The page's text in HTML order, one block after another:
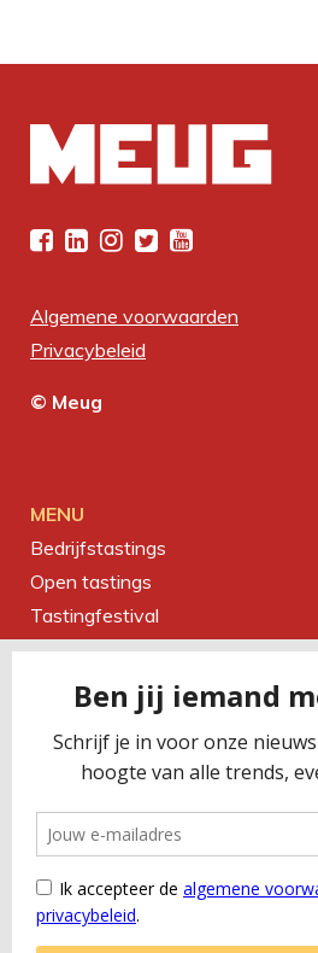
Algemene voorwaarden
Privacybeleid
© Meug
MENU
Bedrijfstastings
Open tastings
Tastingfestival
Magazine
Over ons
CONTACTEER ONS
Smaakbureau Meug
Kerkstraat 19 | 2060 Antwerpen
T +32 (0) 479 32 02 66